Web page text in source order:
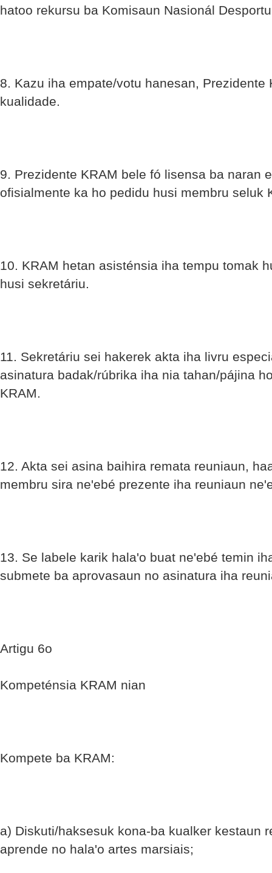
hatoo rekursu ba Komisaun Nasionál
8. Kazu iha empate/votu hanesan, Prezidente
kualidade.
9. Prezidente KRAM bele fó lisensa ba naran
ofisialmente ka ho pedidu husi membru seluk
10. KRAM hetan asisténsia iha tempu tomak
husi sekretáriu.
11. Sekretáriu sei hakerek akta iha livru
asinatura badak/rúbrika iha nia tahan/pájina
KRAM.
12. Akta sei asina baihira remata reuniaun,
membru sira ne'ebé prezente iha reuniaun
13. Se labele karik hala'o buat ne'ebé temin
submete ba aprovasaun no asinatura iha
Artigu 6o
Kompeténsia KRAM nian
Kompete ba KRAM:
a) Diskuti/haksesuk kona-ba kualker kestaun
aprende no hala'o artes marsiais;